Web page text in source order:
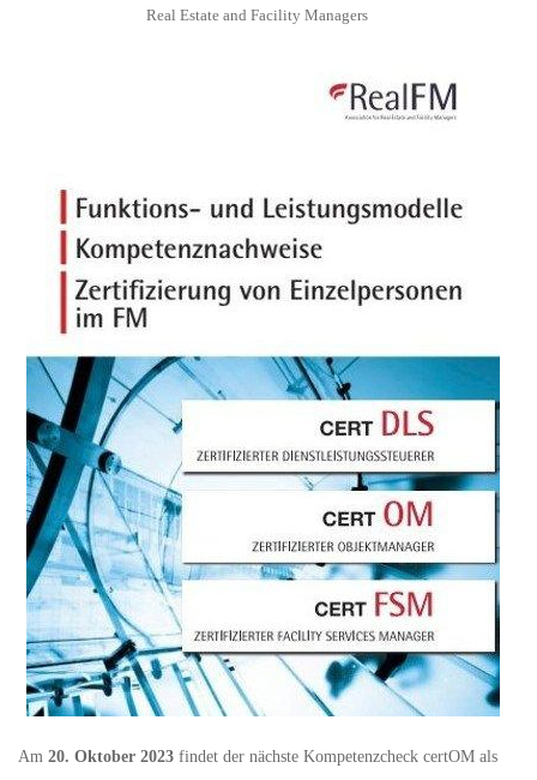
Real Estate and Facility Managers
Am 20. Oktober 2023 findet der nächste Kompetenzcheck certOM als